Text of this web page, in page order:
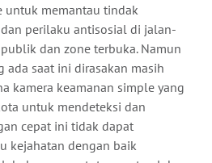
untuk memantau tindak
perilaku antisosial di jalan-
dan zone terbuka. Namun
ada saat ini dirasakan masih
kamera keamanan simple yang
untuk mendeteksi dan
cepat ini tidak dapat
kejahatan dengan baik